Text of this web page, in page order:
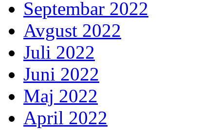
Septembar 2022
Avgust 2022
Juli 2022
Juni 2022
Maj 2022
April 2022